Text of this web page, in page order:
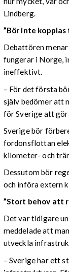
Lindberg.
”Bör inte
Debattören
fungerar i Norge,
ineffektivt.
– För det första
själv bedömer att
för Sverige att
Sverige bör
fordonsflottan
kilometer- och
Dessutom bör
och införa extern
”Stort behov att
Det var tidigare
meddelade att
utveckla
– Sverige har ett